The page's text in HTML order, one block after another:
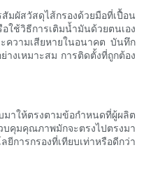
มผัสวัสดุไส้กรองด้วยมือที่เปื้อน
ใช้วิธีการเติมน้ำมันด้วยตนเอง
ความเสียหายในอนาคต บันทึก
างเหมาะสม การติดตั้งที่ถูกต้อง
มาให้ตรงตามข้อกำหนดที่ผู้ผลิต
คุมคุณภาพมักจะตรงไปตรงมา
การกรองที่เทียบเท่าหรือดีกว่า